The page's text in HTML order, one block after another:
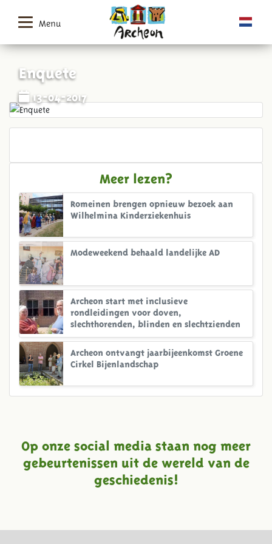
Menu
Enquete
13-04-2017
Meer lezen?
Romeinen brengen opnieuw bezoek aan
Wilhelmina Kinderziekenhuis
Modeweekend behaald landelijke AD
Archeon start met inclusieve
rondleidingen voor doven,
slechthorenden, blinden en slechtzienden
Archeon ontvangt jaarbijeenkomst Groene
Cirkel Bijenlandschap
Op onze social media staan nog meer
gebeurtenissen uit de wereld van de
geschiedenis!